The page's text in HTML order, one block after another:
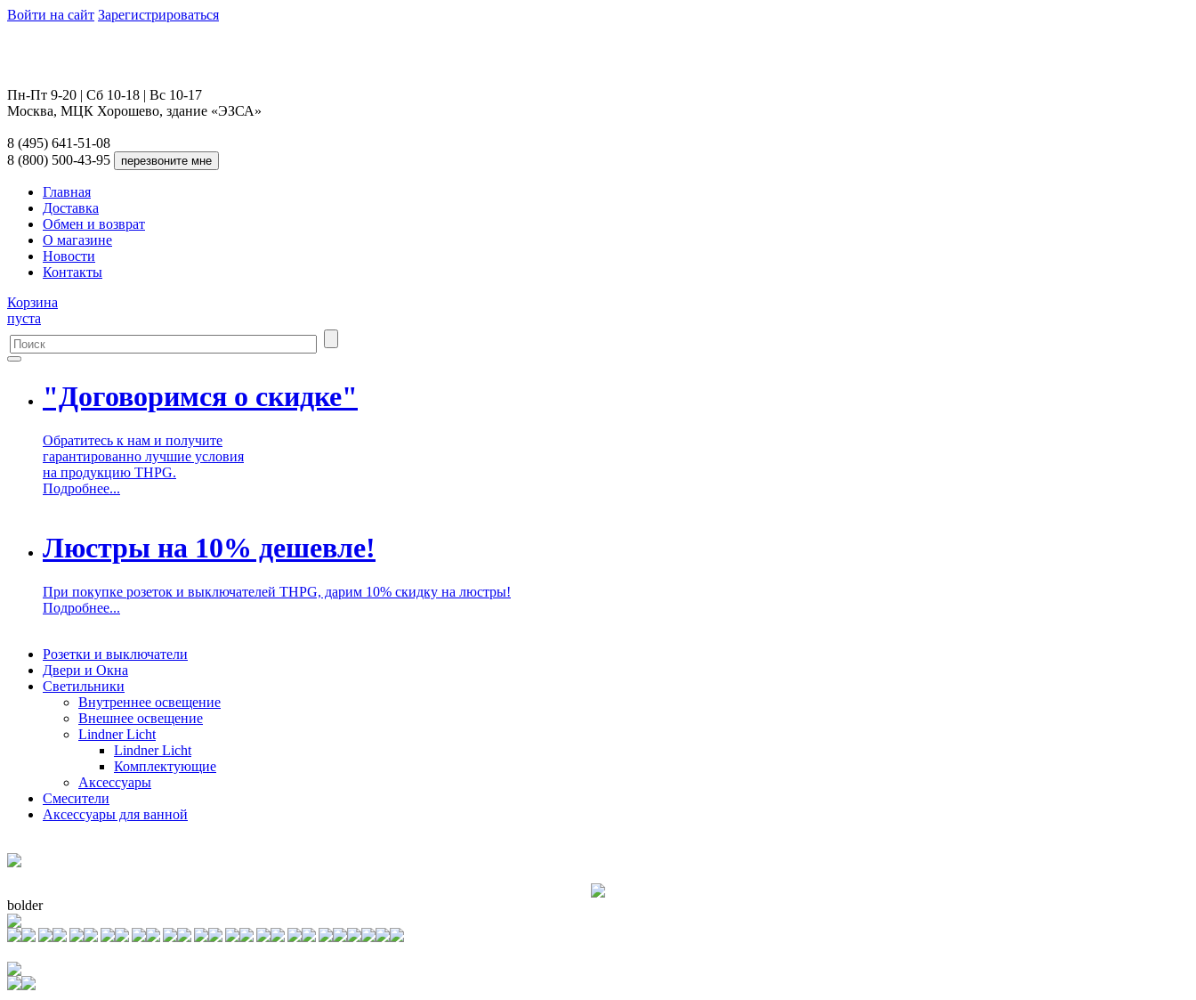
Войти на сайт Зарегистрироваться
Пн-Пт 9-20 | Сб 10-18 | Вс 10-17
Москва, МЦК Хорошево, здание «ЭЗСА»
8 (495) 641-51-08
8 (800) 500-43-95
Главная
Доставка
Обмен и возврат
О магазине
Новости
Контакты
Корзина
пуста
"Договоримся о скидке"
Обратитесь к нам и получите
гарантированно лучшие условия
на продукцию THPG.
Подробнее...
Люстры на 10% дешевле!
При покупке розеток и выключателей THPG, дарим 10% скидку на люстры!
Подробнее...
Розетки и выключатели
Двери и Окна
Светильники
Внутреннее освещение
Внешнее освещение
Lindner Licht
Lindner Licht
Комплектующие
Аксессуары
Смесители
Аксессуары для ванной
bolder